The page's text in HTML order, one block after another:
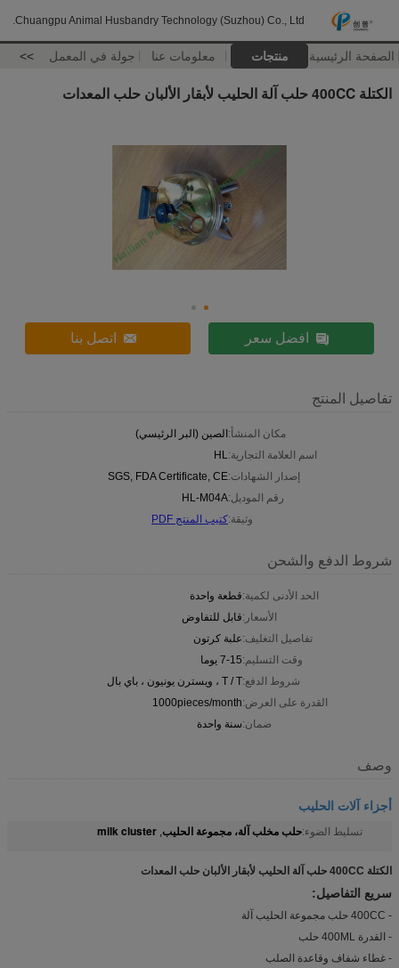
Chuangpu Animal Husbandry Technology (Suzhou) Co., Ltd.
الصفحة الرئيسية منتجات معلومات عنا جولة في المعمل >>
الكتلة 400CC حلب آلة الحليب لأبقار الألبان حلب المعدات
افضل سعر اتصل بنا
تفاصيل المنتج
مكان المنشأ:الصين (البر الرئيسي)
اسم العلامة التجارية:HL
إصدار الشهادات:SGS, FDA Certificate, CE
رقم الموديل:HL-M04A
وثيقة:كتيب المنتج PDF
شروط الدفع والشحن
الحد الأدنى لكمية:قطعة واحدة
الأسعار:قابل للتفاوض
تفاصيل التغليف:علبة كرتون
وقت التسليم:7-15 يوما
شروط الدفع:T / T ، ويسترن يونيون ، باي بال
القدرة على العرض:1000pieces/month
ضمان:سنة واحدة
وصف
أجزاء آلات الحليب
تسليط الضوء:حلب مخلب آلة، مجموعة الحليب,
milk cluster
الكتلة 400CC حلب آلة الحليب لأبقار الألبان حلب المعدات
سريع التفاصيل:
- 400CC حلب مجموعة الحليب آلة
- القدرة 400ML حلب
- غطاء شفاف وقاعدة الصلب